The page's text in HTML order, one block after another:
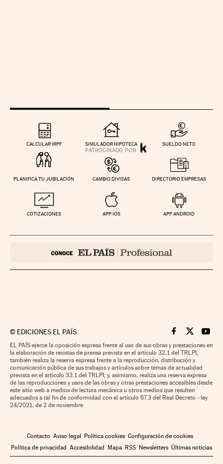
CALCULAR IRPF SIMULADOR HIPOTECA SUELDO NETO
PLANIFICA TU JUBILACIÓN CAMBIO DIVISAS DIRECTORIO EMPRESAS
COTIZACIONES APP IOS APP ANDROID
© EDICIONES EL PAÍS Cinco Días en
Cinco Días
Cinco
EL PAÍS ejerce la oposición expresa frente al uso de sus obras y prestaciones en
la elaboración de revistas de prensa prevista en el artículo 32.1 del TRLPI;
también realiza la reserva expresa frente a la reproducción, distribución y
comunicación pública de sus trabajos y artículos sobre temas de actualidad
prevista en el artículo 33.1 del TRLPI; y, asimismo, realiza una reserva expresa
de las reproducciones y usos de las obras y otras prestaciones accesibles desde
este sitio web a medios de lectura mecánica u otros medios que resulten
adecuados a tal fin de conformidad con el artículo 67.3 del Real Decreto - ley
24/2021, de 2 de noviembre
Contacto Aviso legal Política cookies Configuración de cookies
Política de privacidad Accesibilidad Mapa RSS Newsletters Últimas noticias